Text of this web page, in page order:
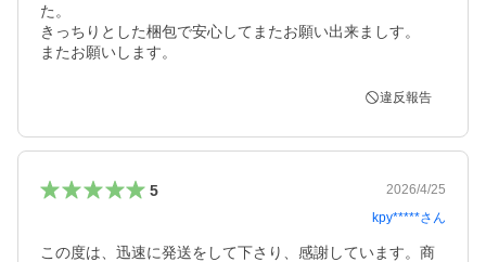
た。
きっちりとした梱包で安心してまたお願い出来ましす。
またお願いします。
違反報告
5
2026/4/25
kpy*****さん
この度は、迅速に発送をして下さり、感謝しています。商